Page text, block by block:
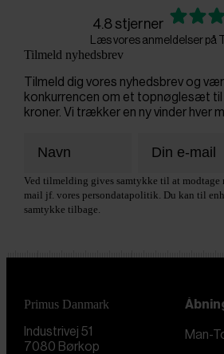
4.8 stjerner
Læs vores anmeldelser på
Tilmeld nyhedsbrev
Tilmeld dig vores nyhedsbrev og
konkurrencen om et topnøglesæt
kroner. Vi trækker en ny vinder hver
Ved tilmelding gives samtykke til at modtage
mail jf. vores persondatapolitik. Du kan til
samtykke tilbage.
Primus Danmark
Industrivej 51
7080 Børkop
Man-